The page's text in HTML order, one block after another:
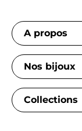
A propos
Nos bijoux
Collections